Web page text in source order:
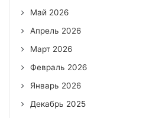
Май 2026
Апрель 2026
Март 2026
Февраль 2026
Январь 2026
Декабрь 2025